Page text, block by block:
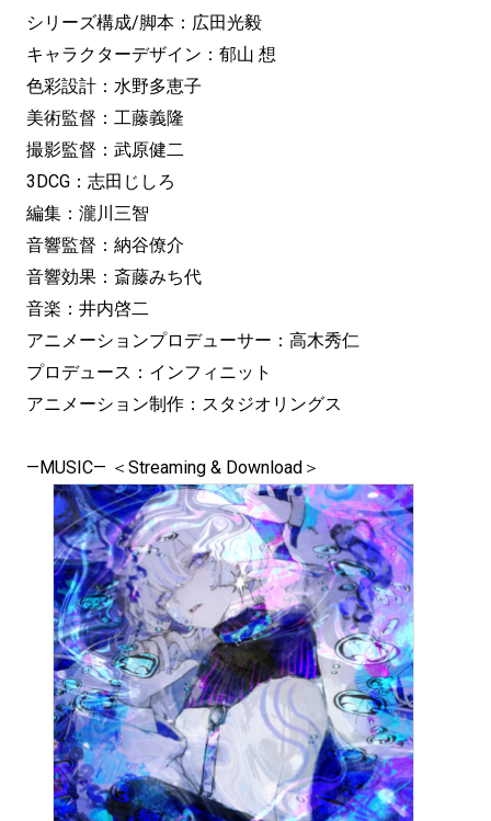
シリーズ構成/脚本：広田光毅
キャラクターデザイン：郁山 想
色彩設計：水野多恵子
美術監督：工藤義隆
撮影監督：武原健二
3DCG：志田じしろ
編集：瀧川三智
音響監督：納谷僚介
音響効果：斎藤みち代
音楽：井内啓二
アニメーションプロデューサー：高木秀仁
プロデュース：インフィニット
アニメーション制作：スタジオリングス
—MUSIC— ＜Streaming & Download＞